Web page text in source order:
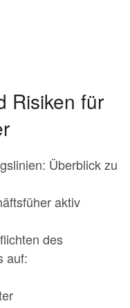
Risiken für
Überblick zu
aktiv
des
auf: